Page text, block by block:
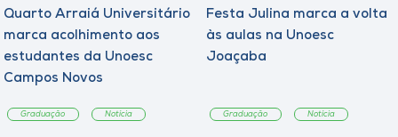
Quarto Arraiá Universitário
marca acolhimento aos
estudantes da Unoesc
Campos Novos
Graduação Notícia
Festa Julina marca a volta
às aulas na Unoesc
Joaçaba
Graduação Notícia